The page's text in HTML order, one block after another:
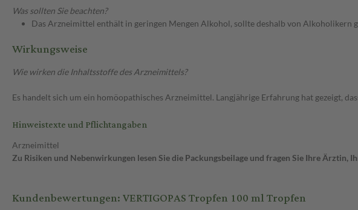
Was sollten Sie beachten?
Das Arzneimittel enthält in geringen Mengen Alkohol, sollte deshalb von Alkoholikern
Wirkungsweise
Wie wirken die Inhaltsstoffe des Arzneimittels?
Es handelt sich um ein homöopathisches Arzneimittel. Langjährige Erfahrung hat gezeigt,
Hinweistexte und Pflichtangaben
Arzneimittel
Zu Risiken und Nebenwirkungen lesen Sie die Packungsbeilage und fragen Sie Ihre Ärztin,
Kundenbewertungen: VERTIGOPAS Tropfen 100 ml Tropfen